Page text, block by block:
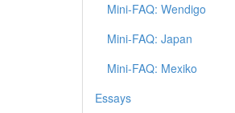
Mini-FAQ: Wendigo
Mini-FAQ: Japan
Mini-FAQ: Mexiko
Essays